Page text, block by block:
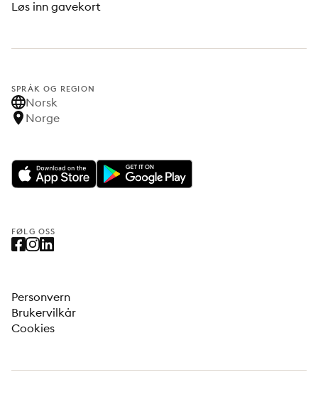
Løs inn gavekort
SPRÅK OG REGION
Norsk
Norge
FØLG OSS
Personvern
Brukervilkår
Cookies